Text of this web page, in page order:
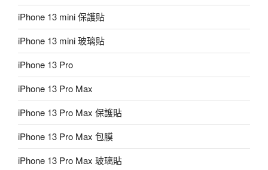
iPhone 13 mini 保護貼
iPhone 13 mini 玻璃貼
iPhone 13 Pro
iPhone 13 Pro Max
iPhone 13 Pro Max 保護貼
iPhone 13 Pro Max 包膜
iPhone 13 Pro Max 玻璃貼